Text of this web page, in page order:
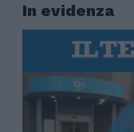
In evidenza